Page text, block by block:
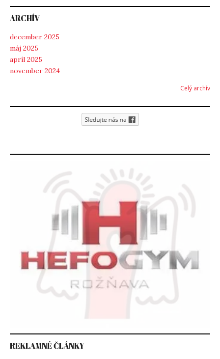
ARCHÍV
december 2025
máj 2025
apríl 2025
november 2024
Celý archív
REKLAMNÉ ČLÁNKY